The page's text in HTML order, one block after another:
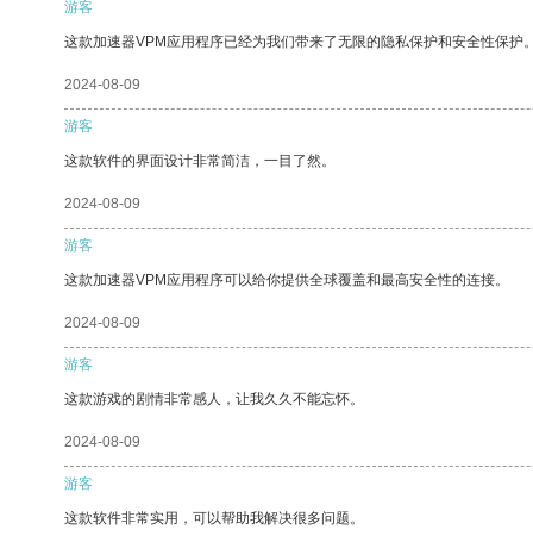
游客
这款加速器VPM应用程序已经为我们带来了无限的隐私保护和安全性保护
2024-08-09
游客
这款软件的界面设计非常简洁，一目了然。
2024-08-09
游客
这款加速器VPM应用程序可以给你提供全球覆盖和最高安全性的连接。
2024-08-09
游客
这款游戏的剧情非常感人，让我久久不能忘怀。
2024-08-09
游客
这款软件非常实用，可以帮助我解决很多问题。